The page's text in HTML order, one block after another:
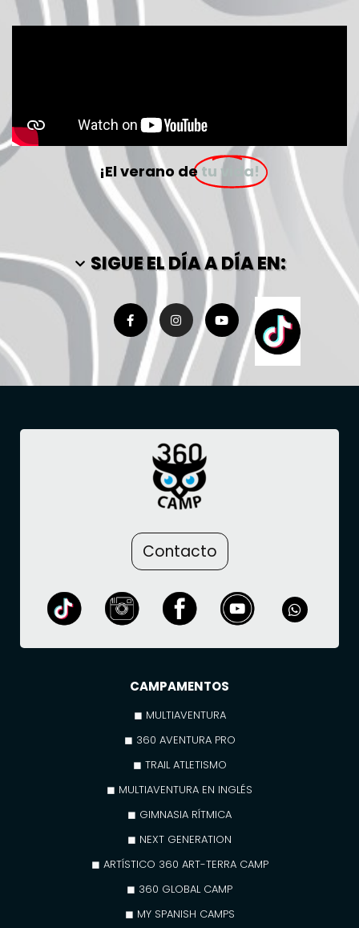
¡El verano detu vida!
SIGUE EL DÍA A DÍA EN:
Contacto
CAMPAMENTOS
◼ MULTIAVENTURA
◼ 360 AVENTURA PRO
◼ TRAIL ATLETISMO
◼ MULTIAVENTURA EN INGLÉS
◼ GIMNASIA RÍTMICA
◼ NEXT GENERATION
◼ ARTÍSTICO 360 ART-TERRA CAMP
◼ 360 GLOBAL CAMP
◼ MY SPANISH CAMPS